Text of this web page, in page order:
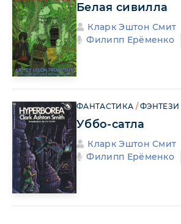
Белая сивилла
Кларк Эштон Смит
Филипп Ерёменко
ФАНТАСТИКА /ФЭНТЕЗИ
Уббо-сатла
Кларк Эштон Смит
Филипп Ерёменко